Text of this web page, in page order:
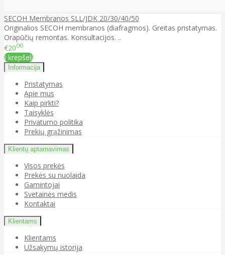
SECOH Membranos SLL/JDK 20/30/40/50
Originalios SECOH membranos (diafragmos). Greitas pristatymas.
Orapūčių remontas. Konsultacijos. ..
€2000
Į krepšelį
Informacija
Pristatymas
Apie mus
Kaip pirkti?
Taisyklės
Privatumo politika
Prekių grąžinimas
Klientų aptarnavimas
Visos prekės
Prekės su nuolaida
Gamintojai
Svetainės medis
Kontaktai
Klientams
Klientams
Užsakymų istorija